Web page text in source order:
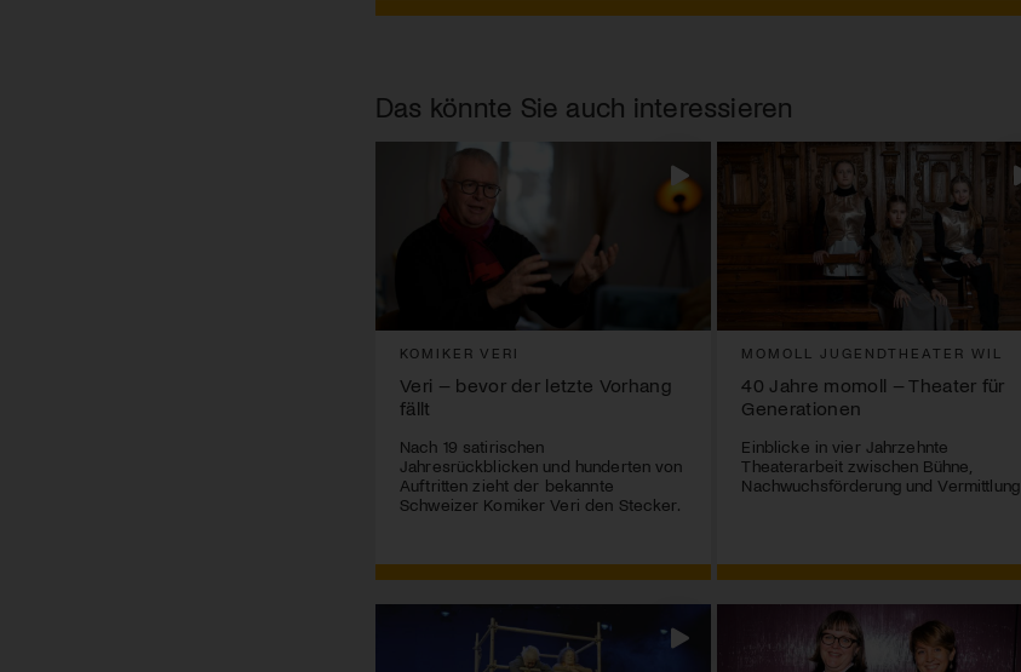
Das könnte Sie auch interessieren
KOMIKER VERI
Veri – bevor der letzte Vorhang
fällt
Nach 19 satirischen
Jahresrückblicken und hunderten von
Auftritten zieht der bekannte
Schweizer Komiker Veri den Stecker.
MOMOLL JUGENDTHEATER WIL
40 Jahre momoll – Theater für
Generationen
Einblicke in vier Jahrzehnte
Theaterarbeit zwischen Bühne,
Nachwuchsförderung und Vermittlung